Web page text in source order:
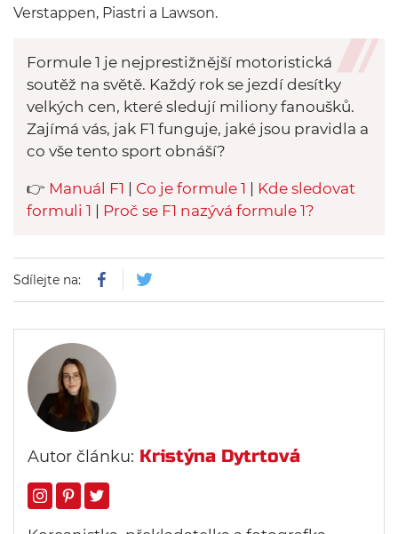
Verstappen, Piastri a Lawson.
Formule 1 je nejprestižnější motoristická
soutěž na světě. Každý rok se jezdí desítky
velkých cen, které sledují miliony fanoušků.
Zajímá vás, jak F1 funguje, jaké jsou pravidla a
co vše tento sport obnáší?
👉 Manuál F1 Co je formule 1
Kde sledovat
formuli 1
Proč se F1 nazývá formule 1?
Sdílejte na:
Autor článku: Kristýna Dytrtová